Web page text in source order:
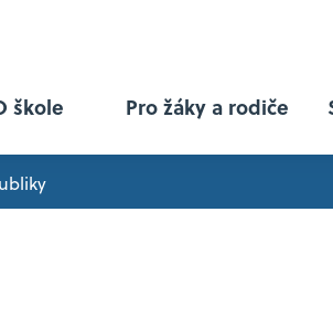
škole Pro žáky a rodiče